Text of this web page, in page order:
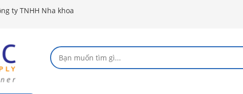
ty TNHH Nha khoa